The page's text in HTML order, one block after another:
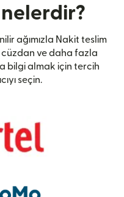
ağımızla Nakit teslim
ve daha fazla
bilgi almak için tercih
seçin.